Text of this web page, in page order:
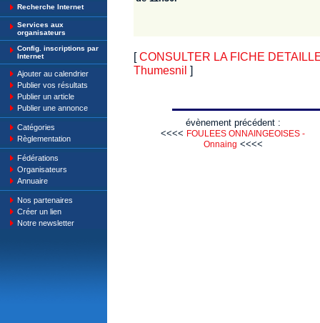
Recherche Internet
Services aux
organisateurs
Config. inscriptions par
Internet
Ajouter au calendrier
Publier vos résultats
Publier un article
Publier une annonce
Catégories
Règlementation
Fédérations
Organisateurs
Annuaire
Nos partenaires
Créer un lien
Notre newsletter
[CONSULTER LA FICHE
Thumesnil ]
évènement précédent :
<<<< FOULEES ONNAINGEOISES -
Onnaing <<<<